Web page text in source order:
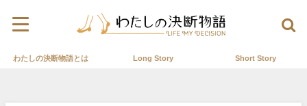
わたしの決断物語とは Long Story Short Story